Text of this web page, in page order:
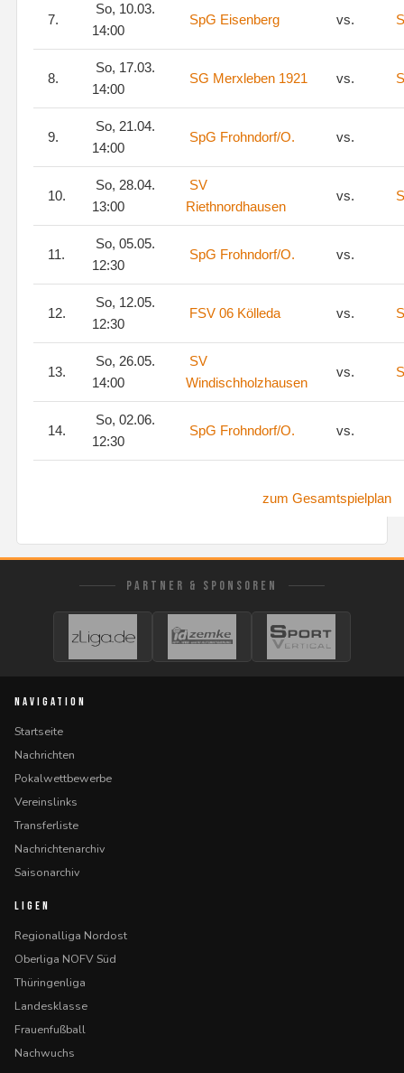
7.
So, 10.03.
14:00
SpG Eisenberg vs.
8.
So, 17.03.
14:00
SG Merxleben 1921 vs.
9.
So, 21.04.
14:00
SpG Frohndorf/O. vs.
10.
So, 28.04.
13:00
SV
Riethnordhausen
vs.
11.
So, 05.05.
12:30
SpG Frohndorf/O. vs.
12.
So, 12.05.
12:30
FSV 06 Kölleda vs.
13.
So, 26.05.
14:00
SV
Windischholzhausen
vs.
14.
So, 02.06.
12:30
SpG Frohndorf/O. vs.
zum Gesamtspielplan
PARTNER & SPONSOREN
NAVIGATION
Startseite
Nachrichten
Pokalwettbewerbe
Vereinslinks
Transferliste
Nachrichtenarchiv
Saisonarchiv
LIGEN
Regionalliga Nordost
Oberliga NOFV Süd
Thüringenliga
Landesklasse
Frauenfußball
Nachwuchs